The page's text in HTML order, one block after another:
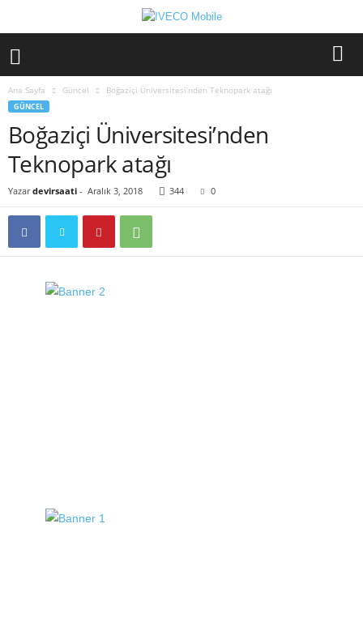
Ana Sayfa Güncel Boğaziçi Üniversitesi’nden Teknopark atağı
GÜNCEL
Boğaziçi Üniversitesi’nden
Teknopark atağı
Yazar devirsaati - Aralık 3, 2018 344 0